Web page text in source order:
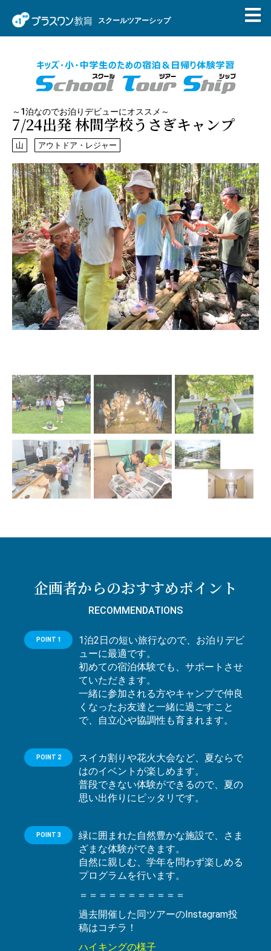
スクールツアーシップ
～1泊なのでお泊りデビューにオススメ～
7/24出発 林間学校うさぎキャンプ
山 アウトドア・レジャー
企画者からのおすすめポイント
RECOMMENDATIONS
POINT 1
1泊2日の短い旅行なので、お泊りデビ
ューに最適です。
初めての宿泊体験でも、サポートさせ
ていただきます。
一緒に参加される方やキャンプで仲良
くなったお友達と一緒に過ごすこと
で、自立心や協調性も育まれます。
POINT 2
スイカ割りや花火大会など、夏ならで
はのイベントが楽しめます。
普段できない体験ができるので、夏の
思い出作りにピッタリです。
POINT 3
緑に囲まれた自然豊かな施設で、さま
ざまな体験ができます。
自然に親しむ、学年を問わず楽しめる
プログラムを行います。
＝＝＝＝＝＝＝＝＝＝＝
過去開催した同ツアーのInstagram投
稿はコチラ！
ハイキングの様子